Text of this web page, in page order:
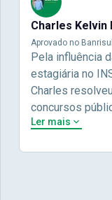
Charles Kelvin
Aprovado no Banrisul
Pela influência
estagiária no
Charles
concursos
estudar com
Ler mais